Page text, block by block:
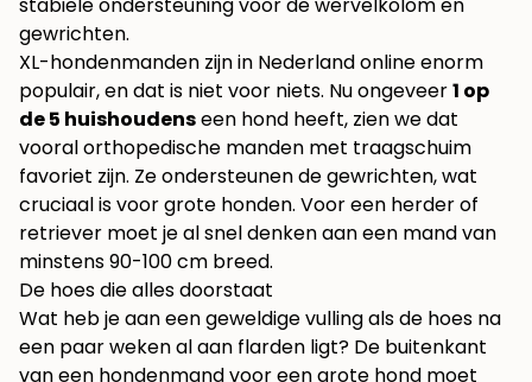
stabiele ondersteuning voor de wervelkolom en
gewrichten.
XL-hondenmanden zijn in Nederland online enorm
populair, en dat is niet voor niets. Nu ongeveer1 op
de 5 huishoudenseen hond heeft, zien we dat
vooral orthopedische manden met traagschuim
favoriet zijn. Ze ondersteunen de gewrichten, wat
cruciaal is voor grote honden. Voor een herder of
retriever moet je al snel denken aan een mand van
minstens 90-100 cm breed.
De hoes die alles doorstaat
Wat heb je aan een geweldige vulling als de hoes na
een paar weken al aan flarden ligt? De buitenkant
van een hondenmand voor een grote hond moet